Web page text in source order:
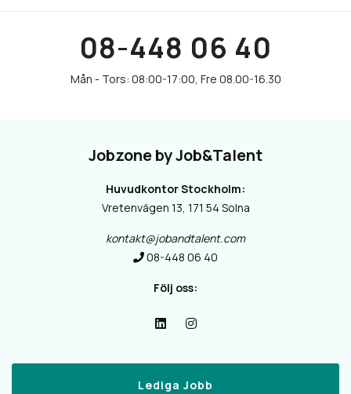
08-448 06 40
Jobzone by Job&Talent
Huvudkontor Stockholm:
Vretenvägen 13, 171 54 Solna
kontakt@jobandtalent.com
08-448 06 40
Följ oss:
Lediga Jobb